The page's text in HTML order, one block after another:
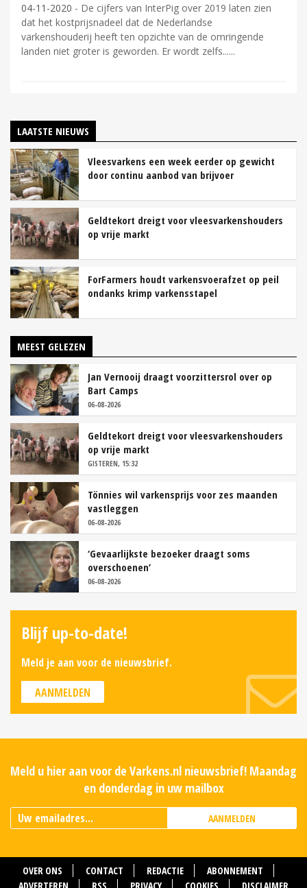
04-11-2020 - De cijfers van InterPig over 2019 laten zien
dat het kostprijsnadeel dat de Nederlandse
varkenshouderij heeft ten opzichte van de omringende
landen niet groter is geworden. Er wordt zelfs...
LAATSTE NIEUWS
Vleesvarkens een week eerder op gewicht
door continu aanbod van brijvoer
Geldtekort dreigt voor vleesvarkenshouders
op vrije markt
ForFarmers houdt varkensvoerafzet op peil
ondanks krimp varkensstapel
MEEST GELEZEN
Jan Vernooij draagt voorzittersrol over op
Bart Camps
06-08-2026
Geldtekort dreigt voor vleesvarkenshouders
op vrije markt
GISTEREN, 15:32
Tönnies wil varkensprijs voor zes maanden
vastleggen
06-08-2026
‘Gevaarlijkste bezoeker draagt soms
overschoenen’
06-08-2026
Blijf up-to-date!
Meld je aan voor de nieuwsbrief.
AANMELDEN
Meld u hier aan voor de Varkens.nl nieuwsbrief! Maandag
en donderdag in uw mailbox
AANMELDEN
OVER ONS CONTACT REDACTIE
ABONNEMENT